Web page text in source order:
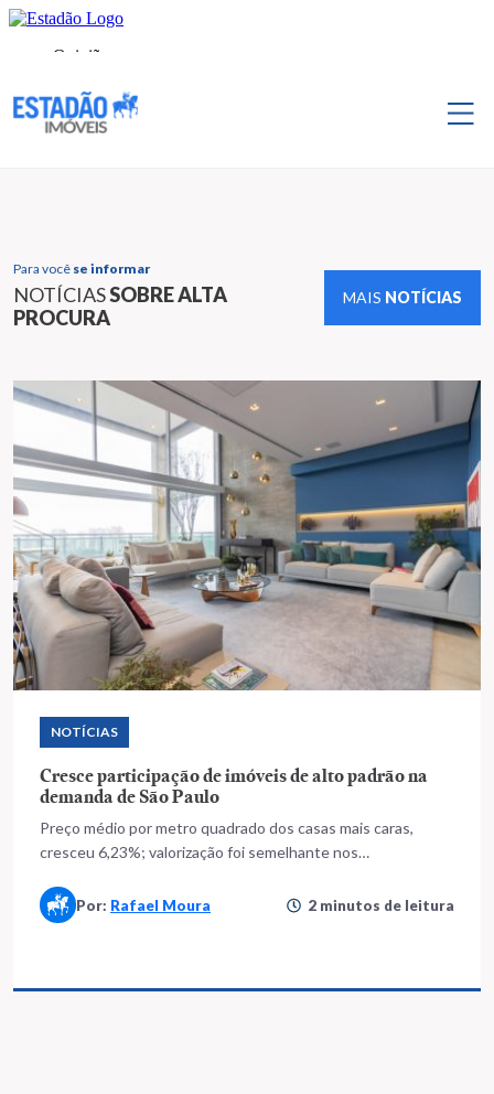
Para você se informar
NOTÍCIASSOBRE ALTA
PROCURA
MAIS NOTÍCIAS
NOTÍCIAS
Cresce participação de imóveis de alto padrão na
demanda de São Paulo
Preço médio por metro quadrado dos casas mais caras,
cresceu 6,23%; valorização foi semelhante nos
Por: Rafael Moura 2 minutos de leitura